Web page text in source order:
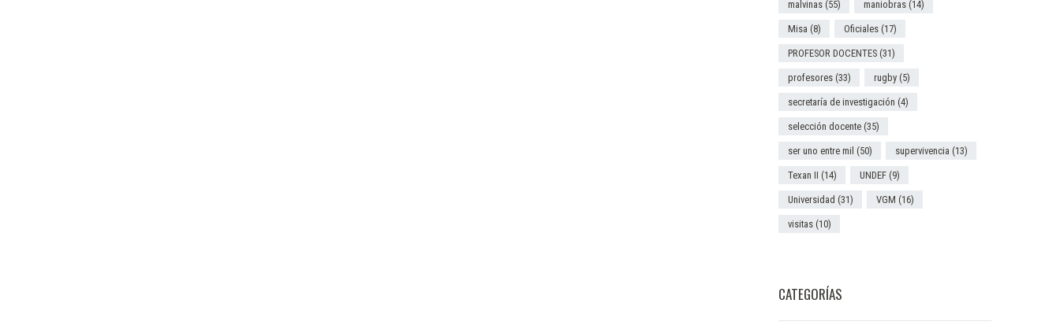
malvinas(55) maniobras(14)
Misa (8) Oficiales(17)
PROFESOR DOCENTES(31)
profesores(33) rugby(5)
secretaría de investigación (4)
selección docente(35)
ser uno entre mil (50) supervivencia (13)
Texan II (14) UNDEF(9)
Universidad (31) VGM (16)
visitas(10)
CATEGORÍAS